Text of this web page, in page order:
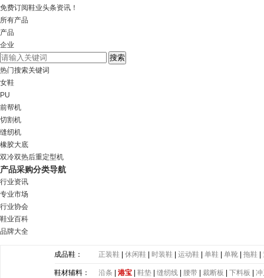
免费订阅鞋业头条资讯！
所有产品
产品
企业
热门搜索关键词
女鞋
PU
前帮机
切割机
缝纫机
橡胶大底
双冷双热后重定型机
产品采购分类导航
行业资讯
专业市场
行业协会
鞋业百科
品牌大全
成品鞋： 正装鞋 |休闲鞋 时装鞋 |运动鞋 |单鞋 |单靴 |拖鞋 |
鞋材辅料： 沿条 |港宝 |鞋垫 |缝纫线 腰带 |裁断板 |下料板 |